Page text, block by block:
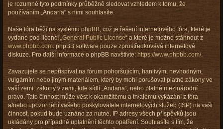
je rozumné tyto podmínky průběžně sledovat vzhledem k tomu, že
používáním „Andaria“ s nimi souhlasíte.
Naše fóra běží na systému phpBB, což je řešení internetového fóra, které je
vydané pod licencí „General Public License“ a které je možno stáhnout z
www.phpbb.com. phpBB software pouze zprostředkovává internetové
diskuze. Pro další informace o phpBB navštivte: https://www.phpbb.com/.
Zavazujete se nepřispívat na fórum pohoršujícím, hanlivým, nevhodným,
vulgárním nebo jiným materiálem, který by mohl porušovat platné zákony ve
vaší zemi, zákony v zemi, kde sídlí „Andaria“, nebo platné mezinárodní
právo. Tato činnost může vést k okamžitému a trvalému vykázání z fóra
a/nebo upozornění vašeho poskytovatele internetových služeb (ISP) na vaši
činnost, pokud bude uznáno za nutné. IP adresy všech příspěvků jsou
ukládány pro případné uplatnění těchto opatření. Souhlasíte s tím, že